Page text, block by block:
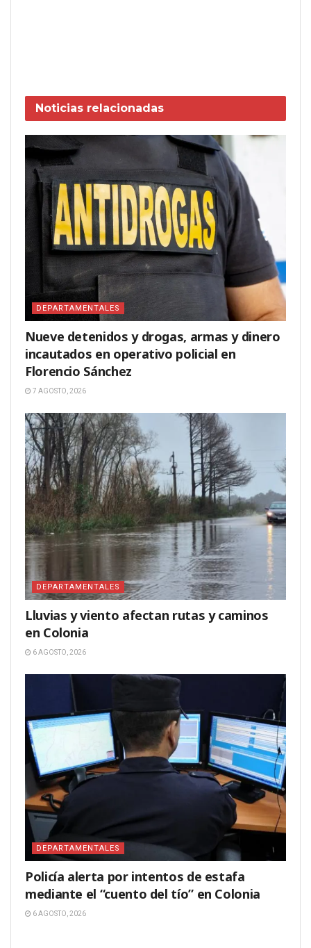
Noticias relacionadas
DEPARTAMENTALES
Nueve detenidos y drogas, armas y dinero
incautados en operativo policial en
Florencio Sánchez
7 AGOSTO, 2026
DEPARTAMENTALES
Lluvias y viento afectan rutas y caminos
en Colonia
6 AGOSTO, 2026
DEPARTAMENTALES
Policía alerta por intentos de estafa
mediante el “cuento del tío” en Colonia
6 AGOSTO, 2026